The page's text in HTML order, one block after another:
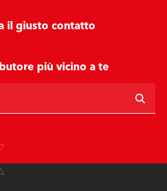
il giusto contatto
più vicino a te